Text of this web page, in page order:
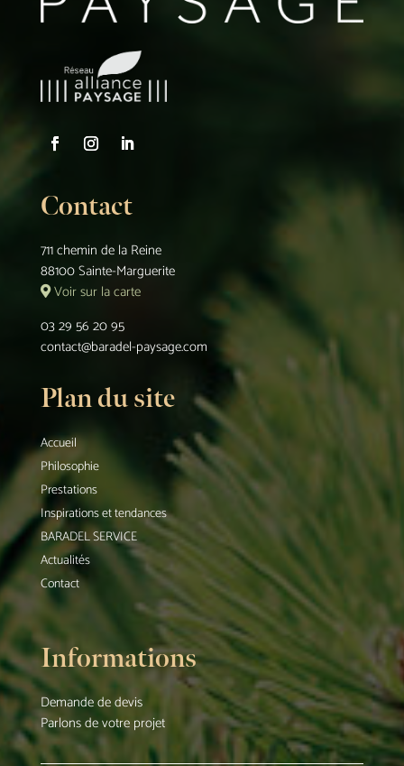
Contact
711 chemin de la Reine
88100 Sainte-Marguerite
Voir sur la carte
03 29 56 20 95
contact@baradel-paysage.com
Plan du site
Accueil
Philosophie
Prestations
Inspirations et tendances
BARADEL SERVICE
Actualités
Contact
Informations
Demande de devis
Parlons de votre projet